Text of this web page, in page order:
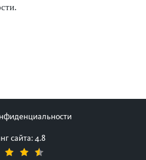
сайта: 4.8